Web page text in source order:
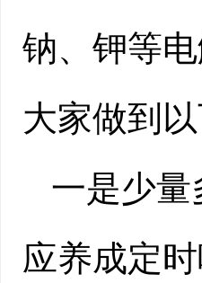
钠、钾等
大家做到以
一是少
应养成定